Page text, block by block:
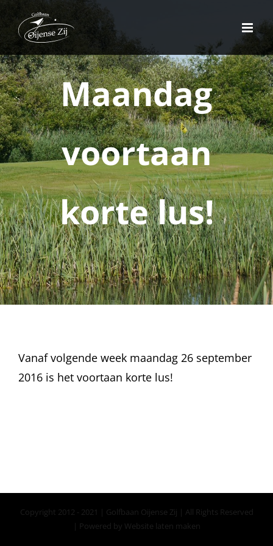
Ga
naar
inhoud
Maandag
voortaan
korte lus!
Vanaf volgende week maandag 26 september
2016 is het voortaan korte lus!
Copyright 2012 - 2021 | Golfbaan Oijense Zij | All Rights Reserved
| Powered by Website laten maken